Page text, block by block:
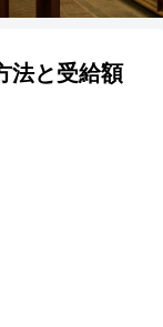
法と受給額